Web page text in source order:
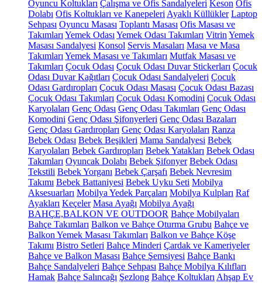
Oyuncu Koltukları Çalışma ve Ofis Sandalyeleri Keson Ofis
Dolabı Ofis Koltukları ve Kanepeleri Ayaklı Küllükler Laptop
Sehpası Oyuncu Masası Toplantı Masası Ofis Masası ve
Takımları Yemek Odası Yemek Odası Takımları Vitrin Yemek
Masası Sandalyesi Konsol Servis Masaları Masa ve Masa
Takımları Yemek Masası ve Takımları Mutfak Masası ve
Takımları Çocuk Odası Çocuk Odası Duvar Stickerları Çocuk
Odası Duvar Kağıtları Çocuk Odası Sandalyeleri Çocuk
Odası Gardıropları Çocuk Odası Masası Çocuk Odası Bazası
Çocuk Odası Takımları Çocuk Odası Komodini Çocuk Odası
Karyolaları Genç Odası Genç Odası Takımları Genç Odası
Komodini Genç Odası Şifonyerleri Genç Odası Bazaları
Genç Odası Gardıropları Genç Odası Karyolaları Ranza
Bebek Odası Bebek Beşikleri Mama Sandalyesi Bebek
Karyolaları Bebek Gardıropları Bebek Yatakları Bebek Odası
Takımları Oyuncak Dolabı Bebek Şifonyer Bebek Odası
Tekstili Bebek Yorganı Bebek Çarşafı Bebek Nevresim
Takımı Bebek Battaniyesi Bebek Uyku Seti Mobilya
Aksesuarları Mobilya Yedek Parçaları Mobilya Kulpları Raf
Ayakları Keçeler Masa Ayağı Mobilya Ayağı
BAHÇE,BALKON VE OUTDOOR Bahçe Mobilyaları
Bahçe Takımları Balkon ve Bahçe Oturma Grubu Bahçe ve
Balkon Yemek Masası Takımları Balkon ve Bahçe Köşe
Takımı Bistro Setleri Bahçe Minderi Çardak ve Kameriyeler
Bahçe ve Balkon Masası Bahçe Şemsiyesi Bahçe Bankı
Bahçe Sandalyeleri Bahçe Sehpası Bahçe Mobilya Kılıfları
Hamak Bahçe Salıncağı Şezlong Bahçe Koltukları Ahşap Ev